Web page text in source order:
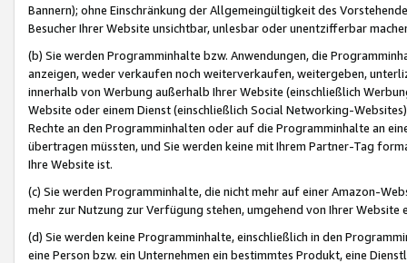
Bannern); ohne Einschränkung der Allgemeingültigkeit des
Besucher Ihrer Website unsichtbar, unlesbar oder unentzifferbar
(b) Sie werden Programminhalte bzw. Anwendungen, die
anzeigen, weder verkaufen noch weiterverkaufen, weitergeben,
innerhalb von Werbung außerhalb Ihrer Website (einschließlich
Website oder einem Dienst (einschließlich Social Networking-
Rechte an den Programminhalten oder auf die Programminhalte an
übertragen müssten, und Sie werden keine mit Ihrem Partner-Tag
Ihre Website ist.
(c) Sie werden Programminhalte, die nicht mehr auf einer Amazon-
mehr zur Nutzung zur Verfügung stehen, umgehend von Ihrer
(d) Sie werden keine Programminhalte, einschließlich in den
eine Person bzw. ein Unternehmen ein bestimmtes Produkt, eine